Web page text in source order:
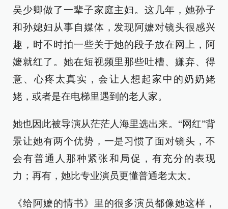
吴少卿做了一辈子家庭主妇。这几年，她孙子
和孙媳妇从事自媒体，发现阿嬷对镜头很感兴
趣，时不时拍一些关于她的段子放在网上，阿
嬷就红了。她在短视频里那些吐槽、嫌弃、得
意、心疼太真实，会让人想起家中的奶奶姥
姥，或者是在电梯里遇到的老人家。
她也因此被导演从茫茫人海里选出来。“网红”背
景让她有两个优势，一是习惯了面对镜头，不
会有普通人那种紧张和局促，有充分的表现
力；再有，她比专业演员更懂普通老太太。
《给阿嬷的情书》里的很多演员都像她这样，